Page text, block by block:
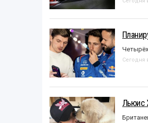
Сегодня
Льюис